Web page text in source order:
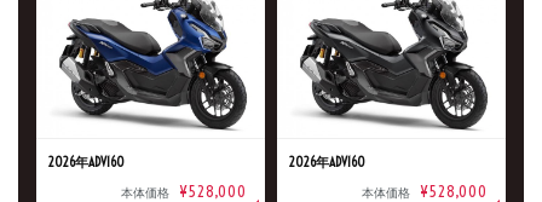
2026年ADV160
本体価格 ¥528,000
2026年ADV160
本体価格 ¥528,000
タイプ